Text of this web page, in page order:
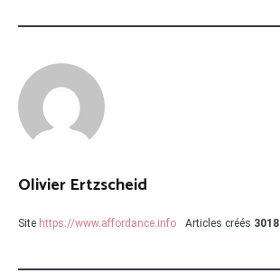
Olivier Ertzscheid
Site https://www.affordance.info Articles créés 3018